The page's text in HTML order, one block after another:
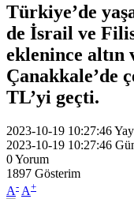
Türkiye’de
de İsrail ve
eklenince altın
Çanakkale’de
TL’yi geçti.
2023-10-19 10:27:46
2023-10-19 10:27:46
0Yorum
1897 Gösterim
A- A+